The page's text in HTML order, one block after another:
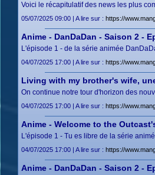
Voici le récapitulatif des news les plus
05/07/2025 09:00 | A lire sur : https://
Anime - DanDaDan - Saison 2 -
L'épisode 1 - de la série animée
04/07/2025 17:00 | A lire sur : https://
Living with my brother's wife,
On continue notre tour d'horizon des
04/07/2025 17:00 | A lire sur : https://
Anime - Welcome to the
L'épisode 1 - Tu es libre de la série
04/07/2025 17:00 | A lire sur : https://
Anime - DanDaDan - Saison 2 -